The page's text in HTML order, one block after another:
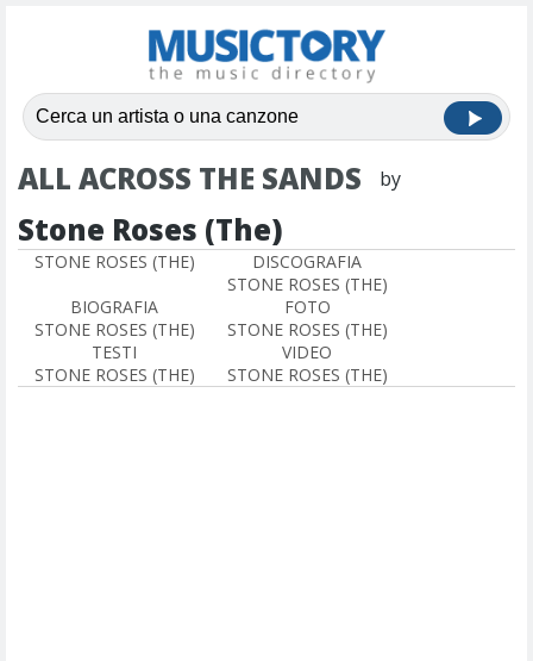
ALL ACROSS THE SANDS by
Stone Roses (The)
STONE ROSES (THE)
DISCOGRAFIA
STONE ROSES (THE)
BIOGRAFIA
STONE ROSES (THE)
FOTO
STONE ROSES (THE)
TESTI
STONE ROSES (THE)
VIDEO
STONE ROSES (THE)